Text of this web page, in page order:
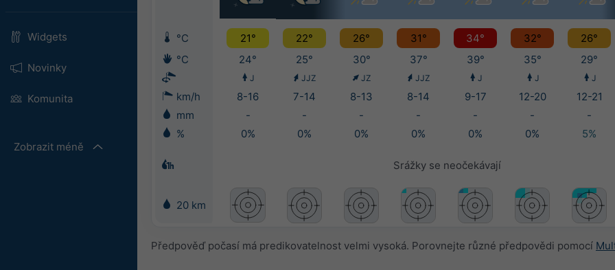
Widgets
Novinky
Komunita
Zobrazit méně
°C 21° 22° 26° 31° 34° 32° 26°
°C
24° 25° 30° 37° 39° 35° 29°
J JJZ JZ JJZ J J J
km/h 8-16 7-14 8-13 8-14 9-17 12-20 12-21
mm
- - - - - - -
%
0% 0% 0% 0% 0% 0% 5%
Srážky se neočekávají
20 km
Předpověď počasí má predikovatelnost velmi vysoká. Porovnejte různé předpovědi pomocí